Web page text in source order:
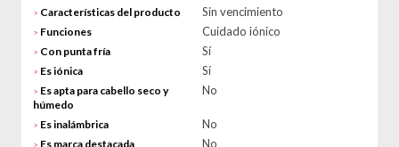
> Características del producto Sin vencimiento
> Funciones Cuidado iónico
> Con punta fría Sí
> Es iónica Sí
> Es apta para cabello seco y
húmedo
No
> Es inalámbrica No
> Es marca destacada No